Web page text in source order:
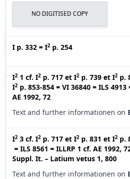
NO DIGITISED COPY
I p. 332 = I2 p. 254
I2 1 cf. I2 p. 717 et I2 p. 739 et I2 p.
I2 p. 853-854 = VI 36840 = ILS 4913
AE 1992, 72
Text and further informationen on
I2 3 cf. I2 p. 717 et I2 p. 831 et I2 p.
= ILS 8561 = ILLRP 1 cf. AE 1992,
Suppl. It. – Latium vetus 1, 800
Text and further informationen on